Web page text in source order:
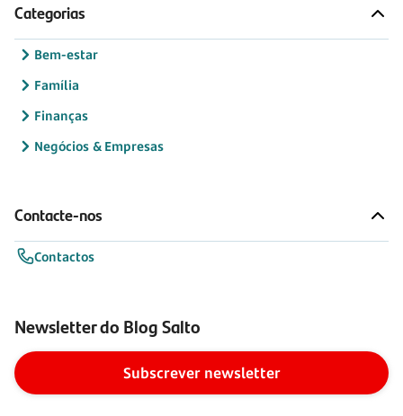
Categorias
Bem-estar
Família
Finanças
Negócios & Empresas
Contacte-nos
Contactos
Newsletter do Blog Salto
Subscrever newsletter